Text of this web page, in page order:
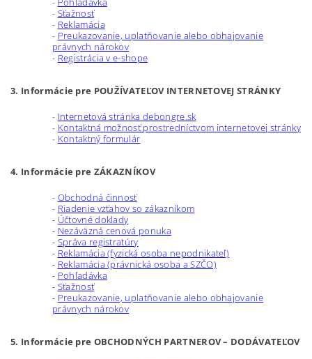
- Sťažnosť
- Reklamácia
- Preukazovanie, uplatňovanie alebo obhajovanie
právnych nárokov
- Registrácia v e-shope
3. Informácie pre POUŽÍVATEĽOV INTERNETOVEJ STRÁNKY
- Internetová stránka debongre.sk
- Kontaktná možnosť prostredníctvom internetovej stránky
- Kontaktný formulár
4. Informácie pre ZÁKAZNÍKOV
- Obchodná činnosť
- Riadenie vzťahov so zákazníkom
- Účtovné doklady
- Nezáväzná cenová ponuka
- Správa registratúry
- Reklamácia (fyzická osoba nepodnikateľ)
- Reklamácia (právnická osoba a SZČO)
- Pohľadávka
- Sťažnosť
- Preukazovanie, uplatňovanie alebo obhajovanie
právnych nárokov
5. Informácie pre OBCHODNÝCH PARTNEROV – DODÁVATEĽOV